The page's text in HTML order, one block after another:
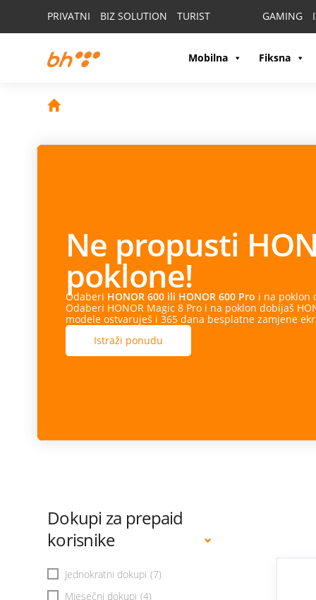
PRIVATNI BIZ SOLUTION TURIST GAMING
Mobilna Fiksna
Ne propusti
poklone!
Odaberi HONOR 600 ili HONOR 600 Pro i na poklon
Odaberi HONOR Magic 8 Pro i na poklon dobijaš
modele ostvaruješ i 365 dana besplatne zamjene
Istraži ponudu
Dokupi za prepaid
korisnike
Jednokratni dokupi (7)
Mjesečni dokupi (4)